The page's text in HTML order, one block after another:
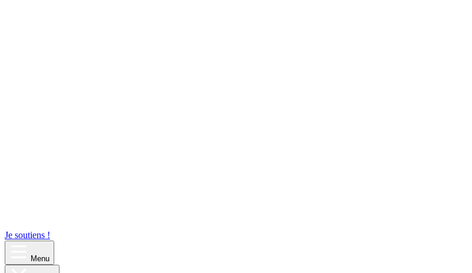
Je soutiens !
Menu